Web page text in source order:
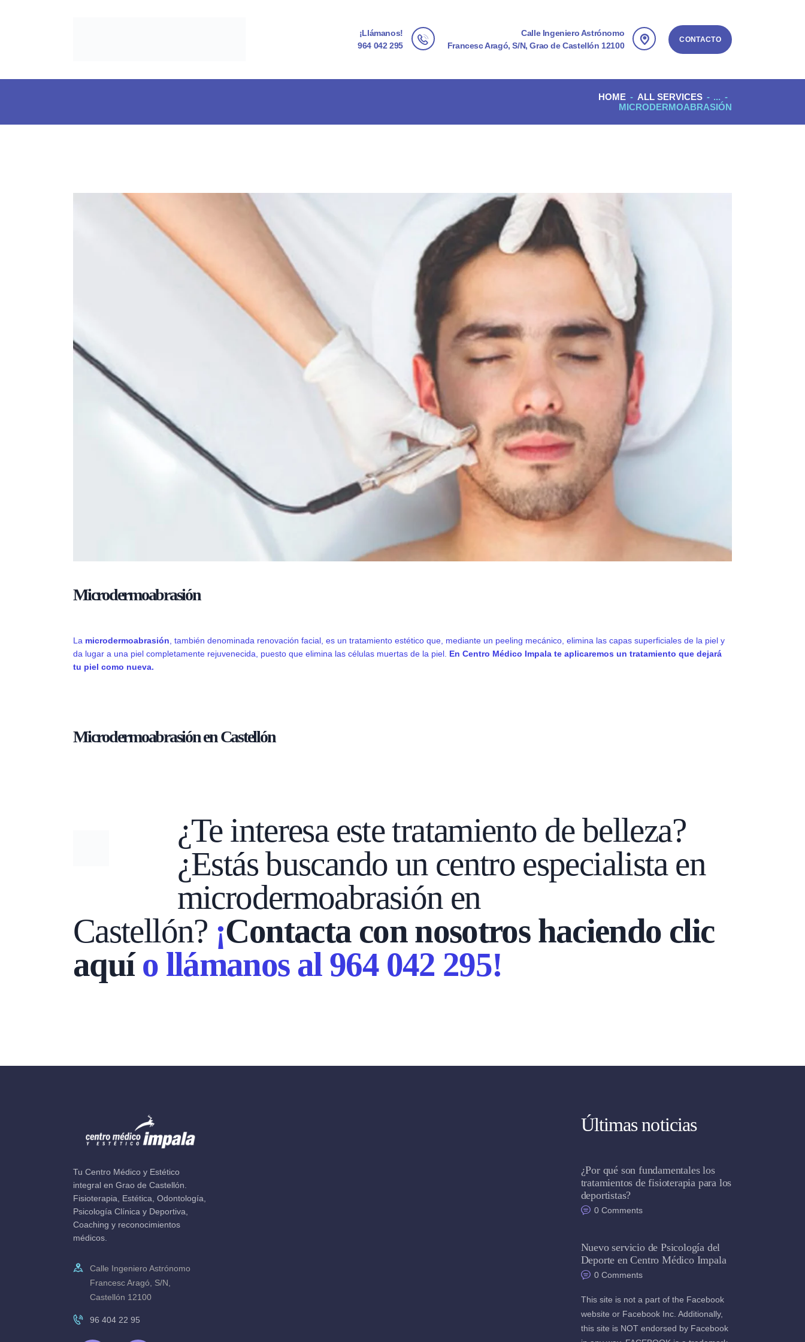
¡Llámanos!
964 042 295
Calle Ingeniero Astrónomo
Francesc Aragó, S/N, Grao de Castellón 12100
CONTACTO
HOME ALL SERVICES
...
MICRODERMOABRASIÓN
CENTRO IMPALA
Microdermoabrasión
La microdermoabrasión , también denominada renovación facial, es un tratamiento estético que, mediante un peeling mecánico, elimina las capas superficiales de la piel y
da lugar a una piel completamente rejuvenecida, puesto que elimina las células muertas de la piel. En Centro Médico Impala te aplicaremos un tratamiento que dejará
tu piel como nueva.
Microdermoabrasión en Castellón
¿Te interesa este tratamiento de belleza?
¿Estás buscando un centro especialista en
microdermoabrasión en
Castellón? ¡Contacta con nosotros haciendo clic
aquío llámanos al 964 042 295!
Tu Centro Médico y Estético
integral en Grao de Castellón.
Fisioterapia, Estética, Odontología,
Psicología Clínica y Deportiva,
Coaching y reconocimientos
médicos.
Calle Ingeniero Astrónomo
Francesc Aragó, S/N,
Castellón 12100
96 404 22 95
Últimas noticias
¿Por qué son fundamentales los
tratamientos de fisioterapia para los
deportistas?
0 Comments
Nuevo servicio de Psicología del
Deporte en Centro Médico Impala
0 Comments
This site is not a part of the Facebook
website or Facebook Inc. Additionally,
this site is NOT endorsed by Facebook